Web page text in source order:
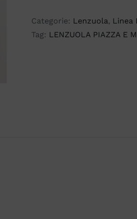
PURO
COTONE
Categorie: Lenzuola, Linea
Tag: LENZUOLA PIAZZA E